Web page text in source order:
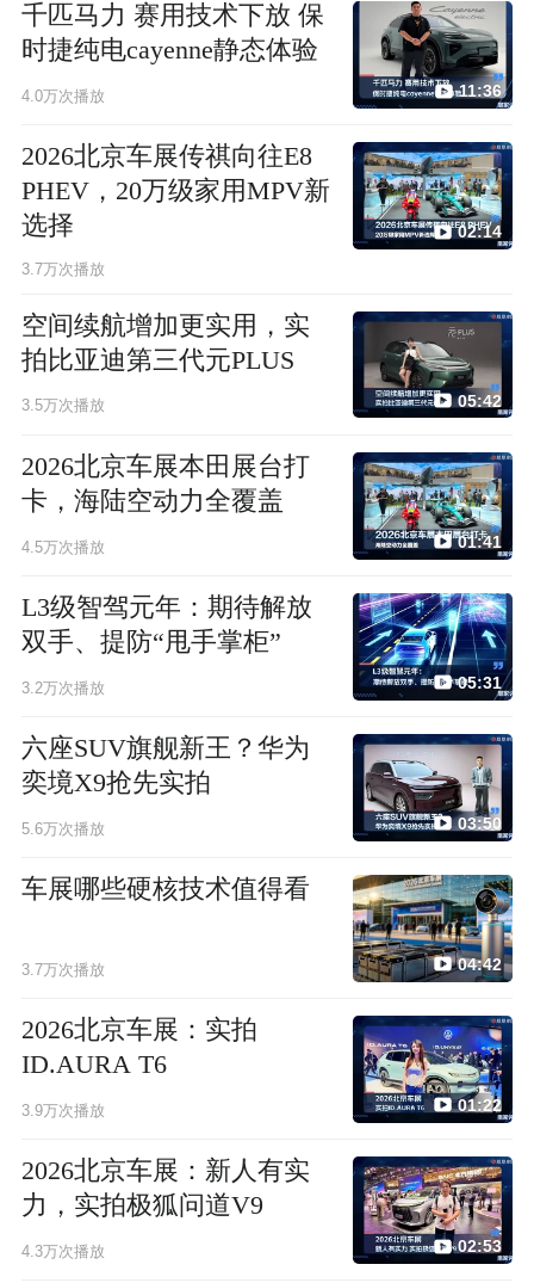
千匹马力 赛用技术下放 保
时捷纯电cayenne静态体验
4.0万次播放 11:36
2026北京车展传祺向往E8
PHEV，20万级家用MPV新
选择
3.7万次播放
02:14
空间续航增加更实用，实
拍比亚迪第三代元PLUS
3.5万次播放 05:42
2026北京车展本田展台打
卡，海陆空动力全覆盖
4.5万次播放 01:41
L3级智驾元年：期待解放
双手、提防“甩手掌柜”
3.2万次播放 05:31
六座SUV旗舰新王？华为
奕境X9抢先实拍
5.6万次播放 03:50
车展哪些硬核技术值得看
3.7万次播放 04:42
2026北京车展：实拍
ID.AURA T6
3.9万次播放 01:22
2026北京车展：新人有实
力，实拍极狐问道V9
4.3万次播放 02:53